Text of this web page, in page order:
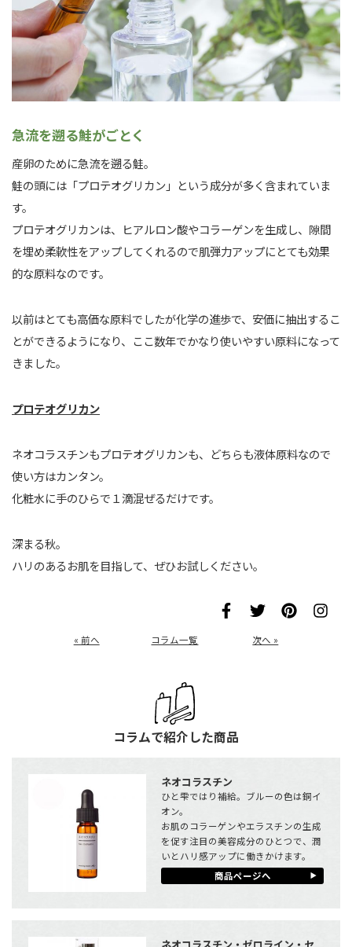
急流を遡る鮭がごとく
産卵のために急流を遡る鮭。
鮭の頭には「プロテオグリカン」という成分が多く含まれていま
す。
プロテオグリカンは、ヒアルロン酸やコラーゲンを生成し、隙間
を埋め柔軟性をアップしてくれるので肌弾力アップにとても効果
的な原料なのです。
以前はとても高価な原料でしたが化学の進歩で、安価に抽出するこ
とができるようになり、ここ数年でかなり使いやすい原料になって
きました。
プロテオグリカン
ネオコラスチンもプロテオグリカンも、どちらも液体原料なので
使い方はカンタン。
化粧水に手のひらで１滴混ぜるだけです。
深まる秋。
ハリのあるお肌を目指して、ぜひお試しください。
« 前へ コラム一覧 次へ »
コラムで紹介した商品
ネオコラスチン
ひと雫ではり補給。ブルーの色は銅イ
オン。
お肌のコラーゲンやエラスチンの生成
を促す注目の美容成分のひとつで、潤
いとハリ感アップに働きかけます。
商品ページへ